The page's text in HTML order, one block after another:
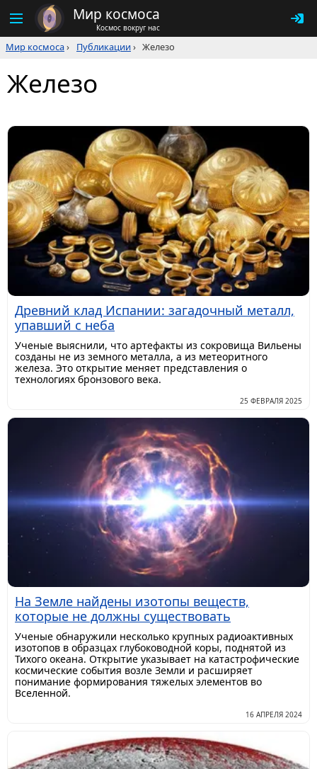
Мир космоса
Космос вокруг нас
Мир космоса› Публикации› Железо
Железо
Древний клад Испании: загадочный металл,
упавший с неба
Ученые выяснили, что артефакты из сокровища Вильены
созданы не из земного металла, а из метеоритного
железа. Это открытие меняет представления о
технологиях бронзового века.
25 ФЕВРАЛЯ 2025
На Земле найдены изотопы веществ,
которые не должны существовать
Ученые обнаружили несколько крупных радиоактивных
изотопов в образцах глубоководной коры, поднятой из
Тихого океана. Открытие указывает на катастрофические
космические события возле Земли и расширяет
понимание формирования тяжелых элементов во
Вселенной.
16 АПРЕЛЯ 2024